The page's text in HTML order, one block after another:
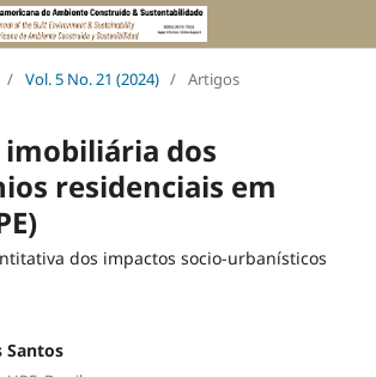
/ Vol. 5 No. 21 (2024) / Artigos
imobiliária dos
residenciais em
dos impactos socio-urbanísticos
Santos